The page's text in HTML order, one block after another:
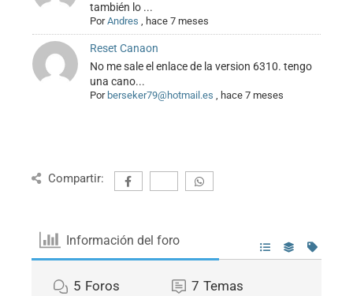
también lo ...
PorAndres , hace 7 meses
Reset Canaon
No me sale el enlace de la version 6310. tengo
una cano...
Por berseker79@hotmail.es , hace 7 meses
Compartir:
Información del foro
5 Foros 7 Temas